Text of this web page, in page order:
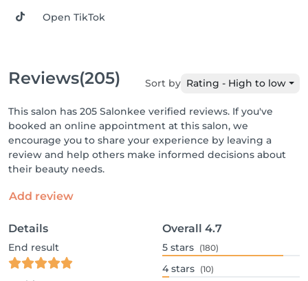
Open TikTok
Reviews(205) Sort by Rating - High to low
This salon has 205 Salonkee verified reviews. If you've
booked an online appointment at this salon, we
encourage you to share your experience by leaving a
review and help others make informed decisions about
their beauty needs.
Add review
Details
End result
Overall 4.7
5 stars (180)
4 stars (10)